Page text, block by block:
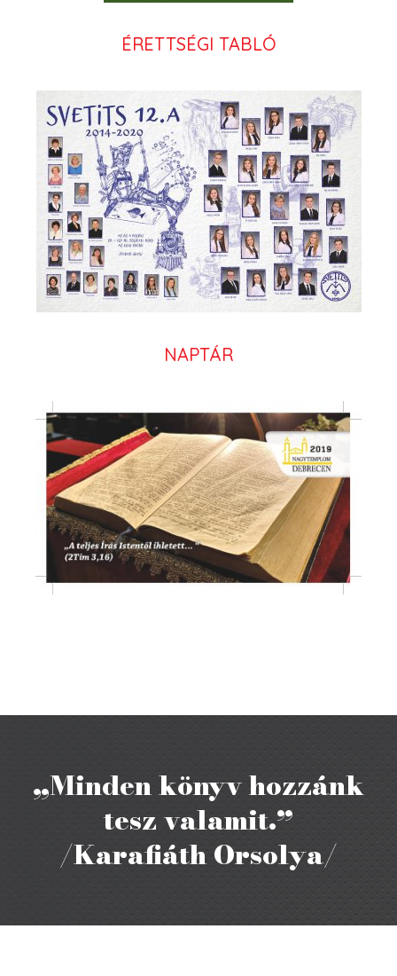
ÉRETTSÉGI TABLÓ
NAPTÁR
„Minden könyv hozzánk
tesz valamit.”
/Karafiáth Orsolya/